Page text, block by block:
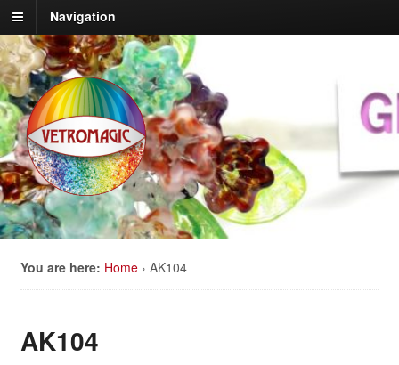
Navigation
You are here: Home › AK104
AK104